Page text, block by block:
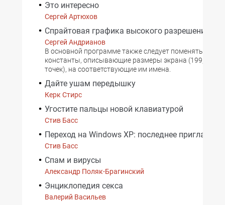
Это интересно
Сергей Артюхов
Спрайтовая графика высокого разрешения в
Сергей Андрианов
В основной программе также следует поменять все
константы, описывающие размеры экрана (199, 200,
точек), на соответствующие им имена.
Дайте ушам передышку
Керк Стирс
Угостите пальцы новой клавиатурой
Стив Басс
Переход на Windows XP: последнее
Стив Басс
Спам и вирусы
Александр Поляк-Брагинский
Энциклопедия секса
Валерий Васильев